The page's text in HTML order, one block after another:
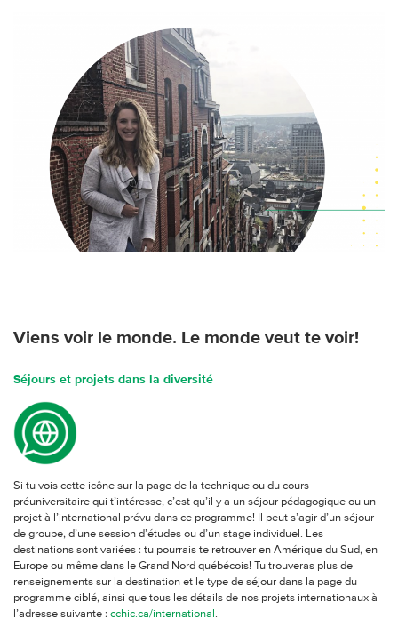
Viens voir le monde. Le monde veut te voir!
Séjours et projets dans la diversité
Si tu vois cette icône sur la page de la technique ou du cours
préuniversitaire qui t’intéresse, c’est qu’il y a un séjour pédagogique ou un
projet à l’international prévu dans ce programme! Il peut s’agir d’un séjour
de groupe, d’une session d’études ou d’un stage individuel. Les
destinations sont variées : tu pourrais te retrouver en Amérique du Sud, en
Europe ou même dans le Grand Nord québécois! Tu trouveras plus de
renseignements sur la destination et le type de séjour dans la page du
programme ciblé, ainsi que tous les détails de nos projets internationaux à
l’adresse suivante : cchic.ca/international .